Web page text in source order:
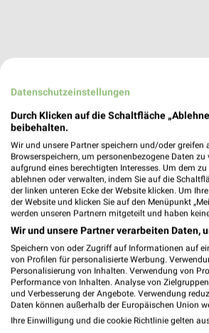
PENNY Renchen
Datenschutzeinstellungen
Durch Klicken auf die Schaltfläche
beibehalten.
Wir und unsere Partner speichern und/oder greifen
Browserspeichern, um personenbezogene Daten
aufgrund eines berechtigten Interesses. Um dem
ablehnen oder verwalten, indem Sie auf die
der linken unteren Ecke der Website klicken. Um
der Website und klicken Sie auf den Menüpunkt
werden unseren Partnern mitgeteilt und haben
Wir und unsere Partner verarbeiten Daten,
Speichern von oder Zugriff auf Informationen auf
von Profilen für personalisierte Werbung.
Personalisierung von Inhalten. Verwendung von
Performance von Inhalten. Analyse von
und Verbesserung der Angebote. Verwendung
Daten können außerhalb der Europäischen Union
Ihre Einwilligung und die cookie Richtlinie gelten